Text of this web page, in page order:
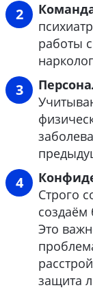
работы
Строго
создаём
Это
защита